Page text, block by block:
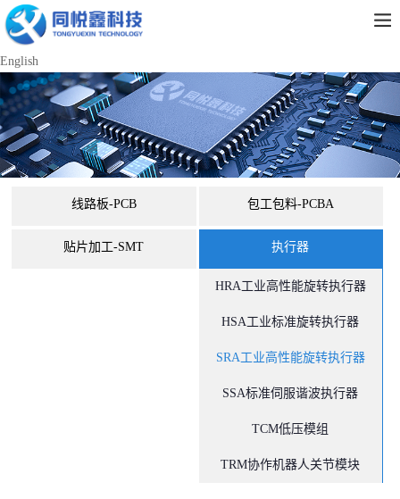
English
线路板-PCB 包工包料-PCBA
贴片加工-SMT 执行器
HRA工业高性能旋转执行器
HSA工业标准旋转执行器
SRA工业高性能旋转执行器
SSA标准伺服谐波执行器
TCM低压模组
TRM协作机器人关节模块